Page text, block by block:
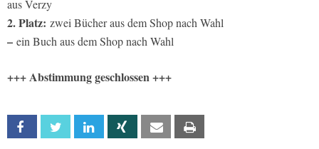
aus Verzy
2. Platz: zwei Bücher aus dem Shop nach Wahl
– ein Buch aus dem Shop nach Wahl
+++ Abstimmung geschlossen +++
Facebook Twitter Linkedin Xing Email